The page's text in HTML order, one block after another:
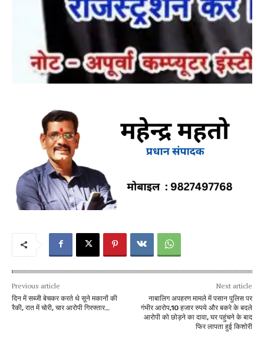
Previous article
दिन में सब्जी बेचकर करते थे सूने मकानों की
रैकी, रात में चोरी, चार आरोपी गिरफ्तार…
Next article
नाबालिग अपहरण मामले में पसान पुलिस पर
गंभीर आरोप,10 हजार रुपये और बकरे के बदले
आरोपी को छोड़ने का दावा, घर पहुंचने के बाद
फिर लापता हुई किशोरी